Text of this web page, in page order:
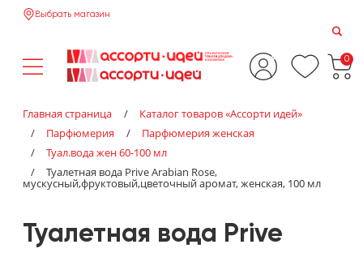
Выбрать магазин
0
Главная страница /
Каталог товаров «‎Ассорти идей»‎
/
Парфюмерия /
Парфюмерия женская
/
Туал.вода жен 60-100 мл
/
Туалетная вода Prive Arabian Rose,
мускусный,фруктовый,цветочный аромат, женская, 100 мл
Туалетная вода Prive